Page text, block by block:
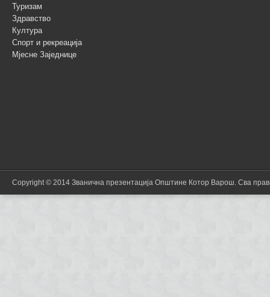
Туризам
Здравство
Култура
Спорт и рекреација
Мјесне Заједнице
Copyright © 2014 Званична презентација Општине Котор Варош. Сва